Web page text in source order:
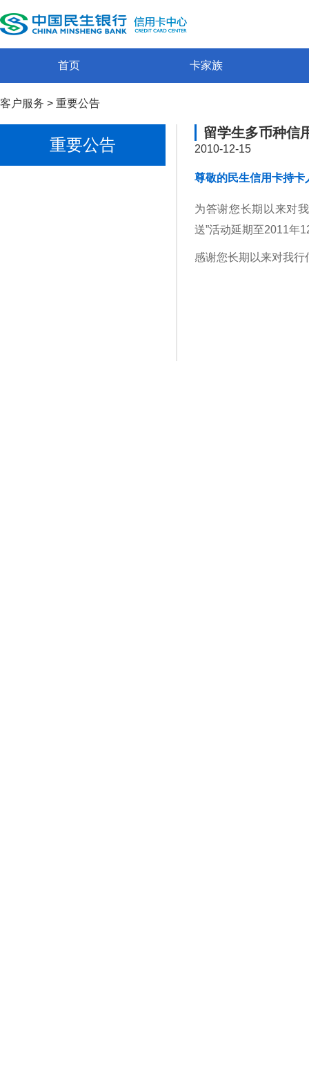
首页 卡家族
客户服务 > 重要公告
重要公告
留学生多币种信
2010-12-15
尊敬的民生信用卡持卡
为答谢您长期以来对
送”活动延期至2011年
感谢您长期以来对我